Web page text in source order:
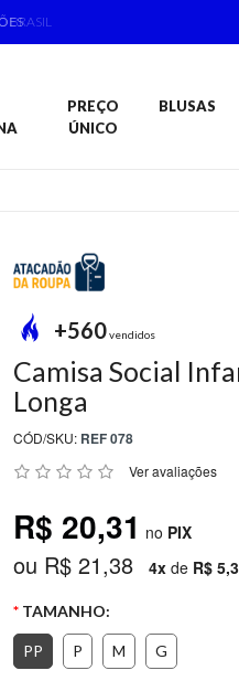
PREÇO
ÚNICO
BLUSAS
+560vendidos
Camisa Social
Longa
CÓD/SKU: REF 078
Ver avaliações
R$ 20,31 no PIX
ou R$ 21,38 4xde R$
TAMANHO:
PP P M G